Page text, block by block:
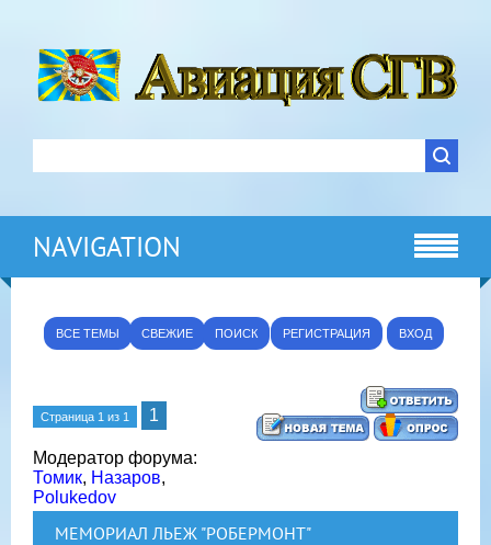
NAVIGATION
ВСЕ ТЕМЫ СВЕЖИЕ ПОИСК РЕГИСТРАЦИЯ ВХОД
Страница 1 из 1 1
Модератор форума:
Томик, Назаров,
Polukedov
МЕМОРИАЛ ЛЬЕЖ "РОБЕРМОНТ"